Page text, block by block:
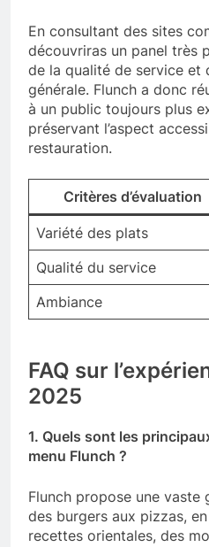
En consultant des sites
découvriras un panel très
de la qualité de service et
générale. Flunch a donc
à un public toujours plus
préservant l’aspect
restauration.
Critères d’évaluation
Variété des plats
Qualité du service
Ambiance
FAQ sur
2025
1. Quels sont les
menu Flunch ?
Flunch propose une vaste
des burgers aux pizzas,
recettes orientales, des